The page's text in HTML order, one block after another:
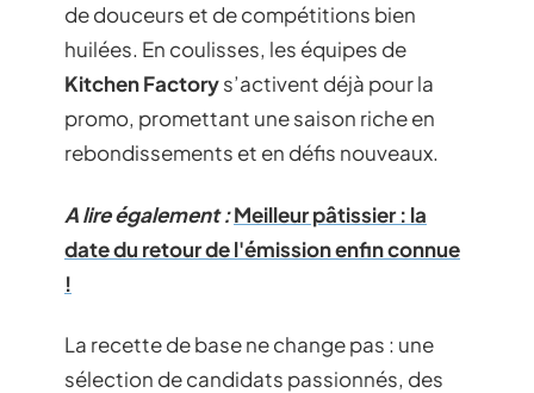
de douceurs et de compétitions bien
huilées. En coulisses, les équipes de
Kitchen Factorys’activent déjà pour la
promo, promettant une saison riche en
rebondissements et en défis nouveaux.
A lire également :Meilleur pâtissier : la
date du retour de l'émission enfin connue
!
La recette de base ne change pas : une
sélection de candidats passionnés, des